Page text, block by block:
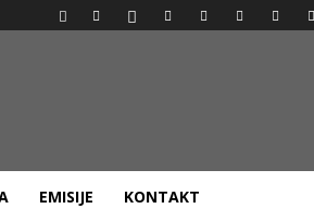
EMISIJE KONTAKT